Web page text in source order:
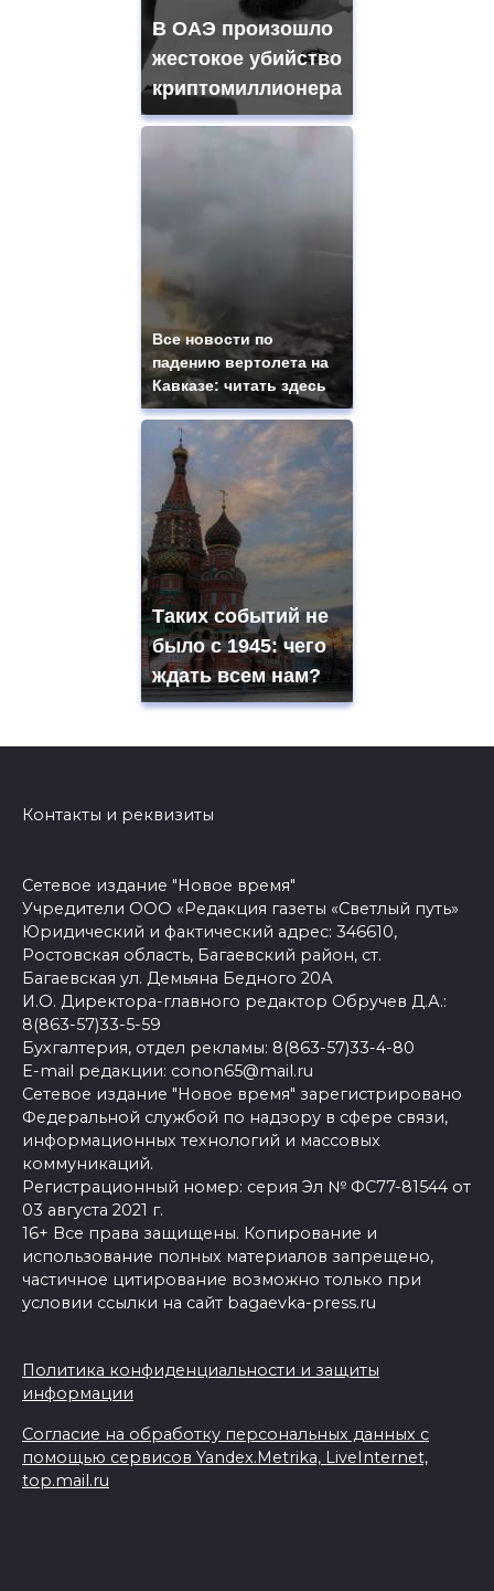
В ОАЭ произошло
жестокое убийство
криптомиллионера
Все новости по
падению вертолета на
Кавказе: читать здесь
Таких событий не
было с 1945: чего
ждать всем нам?
Контакты и реквизиты
Сетевое издание "Новое время"
Учредители ООО «Редакция газеты «Светлый путь»
Юридический и фактический адрес: 346610,
Ростовская область, Багаевский район, ст.
Багаевская ул. Демьяна Бедного 20А
И.О. Директора-главного редактор Обручев Д.А.:
8(863-57)33-5-59
Бухгалтерия, отдел рекламы: 8(863-57)33-4-80
E-mail редакции: conon65@mail.ru
Сетевое издание "Новое время" зарегистрировано
Федеральной службой по надзору в сфере связи,
информационных технологий и массовых
коммуникаций.
Регистрационный номер: серия Эл № ФС77-81544 от
03 августа 2021 г.
16+ Все права защищены. Копирование и
использование полных материалов запрещено,
частичное цитирование возможно только при
условии ссылки на сайт bagaevka-press.ru
Политика конфиденциальности и защиты
информации
Согласие на обработку персональных данных с
помощью сервисов Yandex.Metrika, LiveInternet,
top.mail.ru